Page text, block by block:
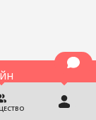
защищены